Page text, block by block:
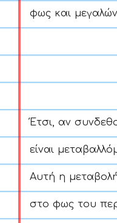
φως και
Έτσι, αν
είναι
Αυτή η
στο φως του